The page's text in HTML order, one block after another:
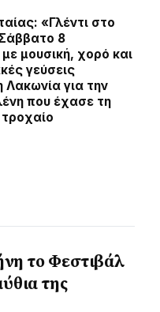
«Γλέντι στο
8
μουσική, χορό και
γεύσεις
Λακωνία για την
που έχασε τη
το Φεστιβάλ
της